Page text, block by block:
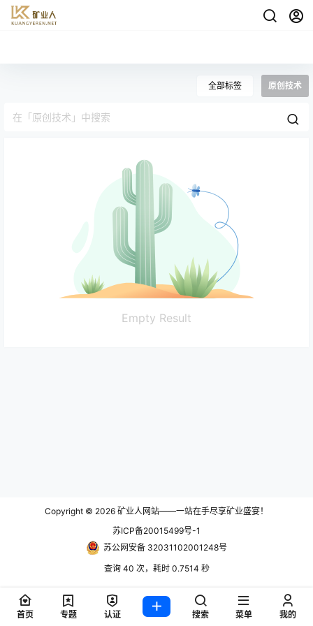
全部标签 原创技术
Empty Result
Copyright © 2026 矿业人网站——一站在手尽享矿业盛宴！
苏ICP备20015499号-1
苏公网安备 32031102001248号
查询 40 次，耗时 0.7514 秒
首页 专题 认证 搜索 菜单 我的